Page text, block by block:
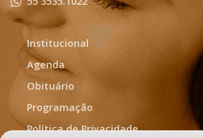
Institucional
Agenda
Obituário
Programação
Política de Privacidade